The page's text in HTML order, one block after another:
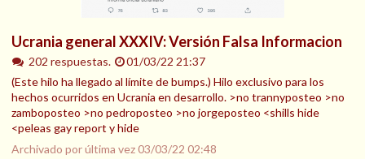
Ucrania general XXXIV: Versión Falsa Informacion
202 respuestas.
01/03/22 21:37
(Este hilo ha llegado al límite de bumps.) Hilo exclusivo para los
hechos ocurridos en Ucrania en desarrollo. >no trannyposteo >no
zamboposteo >no pedroposteo >no jorgeposteo <shills hide
<peleas gay report y hide
Archivado por última vez03/03/22 02:48